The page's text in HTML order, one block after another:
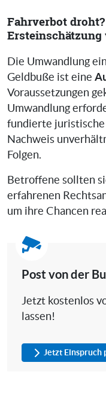
Fahrverbot
Die Umwandlung
Geldbuße ist eine
Voraussetzungen
Umwandlung
fundierte
Nachweis
Folgen.
Betroffene sollten
erfahrenen
um ihre Chancen
Post von der
Jetzt kostenlos
lassen!
Jetzt Einspruch